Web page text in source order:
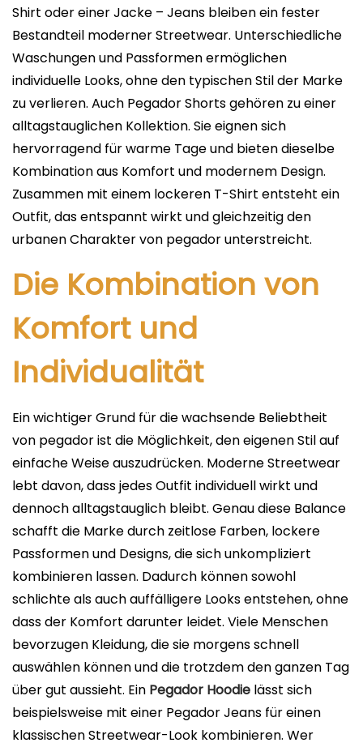
Shirt oder einer Jacke – Jeans bleiben ein fester
Bestandteil moderner Streetwear. Unterschiedliche
Waschungen und Passformen ermöglichen
individuelle Looks, ohne den typischen Stil der Marke
zu verlieren. Auch Pegador Shorts gehören zu einer
alltagstauglichen Kollektion. Sie eignen sich
hervorragend für warme Tage und bieten dieselbe
Kombination aus Komfort und modernem Design.
Zusammen mit einem lockeren T-Shirt entsteht ein
Outfit, das entspannt wirkt und gleichzeitig den
urbanen Charakter von pegador unterstreicht.
Die Kombination von
Komfort und
Individualität
Ein wichtiger Grund für die wachsende Beliebtheit
von pegador ist die Möglichkeit, den eigenen Stil auf
einfache Weise auszudrücken. Moderne Streetwear
lebt davon, dass jedes Outfit individuell wirkt und
dennoch alltagstauglich bleibt. Genau diese Balance
schafft die Marke durch zeitlose Farben, lockere
Passformen und Designs, die sich unkompliziert
kombinieren lassen. Dadurch können sowohl
schlichte als auch auffälligere Looks entstehen, ohne
dass der Komfort darunter leidet. Viele Menschen
bevorzugen Kleidung, die sie morgens schnell
auswählen können und die trotzdem den ganzen Tag
über gut aussieht. Ein Pegador Hoodie lässt sich
beispielsweise mit einer Pegador Jeans für einen
klassischen Streetwear-Look kombinieren. Wer